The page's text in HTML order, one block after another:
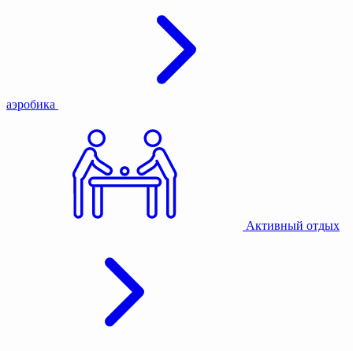
аэробика
Активный отдых